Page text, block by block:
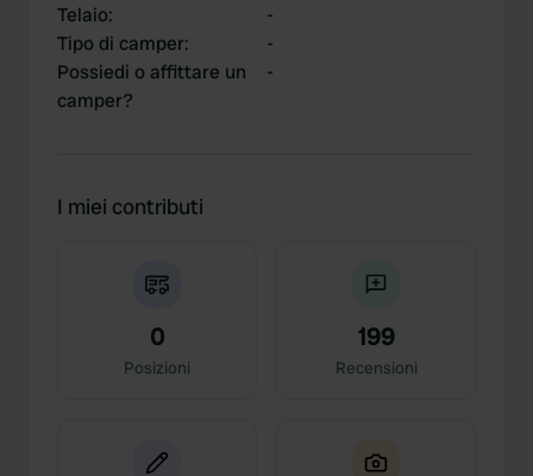
Telaio:
-
Tipo di camper:
-
Possiedi o affittare un
camper?
-
I miei contributi
0
Posizioni
199
Recensioni